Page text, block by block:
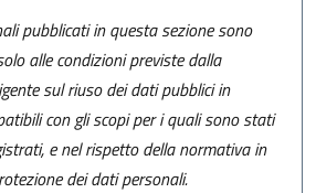
pubblicati in questa sezione sono
alle condizioni previste dalla
sul riuso dei dati pubblici in
con gli scopi per i quali sono stati
e nel rispetto della normativa in
dei dati personali.